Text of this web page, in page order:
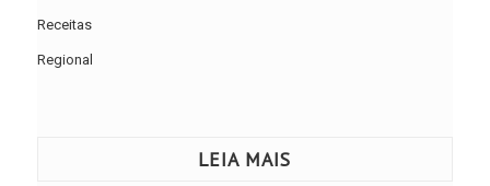
Receitas
Regional
LEIA MAIS